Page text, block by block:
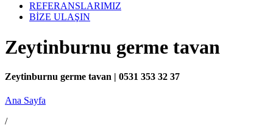
REFERANSLARIMIZ
BİZE ULAŞIN
Zeytinburnu germe tavan
Zeytinburnu germe tavan | 0531 353 32 37
Ana Sayfa
/